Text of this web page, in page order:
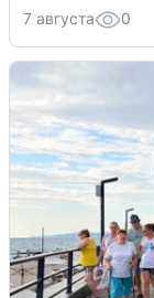
7 августа 0